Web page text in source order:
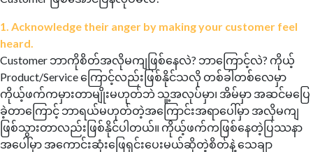
1. Acknowledge their anger by making your customer feel
heard.
Customer ဘာကိုစိတ်အလိုမကျဖြစ်နေလဲ? ဘာကြောင့်လဲ? ကိုယ့်
Product/Service ကြောင့်လည်းဖြစ်နိုင်သလို တစ်ခါတစ်လေမှာ
ကိုယ့်ဖက်ကမှားတာမျိုးမဟုတ်ဘဲ သူ့အလုပ်မှာ၊ အိမ်မှာ အဆင်မပြေ
ခဲ့တာကြောင့် ဘာရယ်မဟုတ်တဲ့အကြောင်းအရာပေါ်မှာ အလိုမကျ
ဖြစ်သွားတာလည်းဖြစ်နိုင်ပါတယ်။ ကိုယ့်ဖက်ကဖြစ်နေတဲ့ပြဿနာ
အပေါ်မှာ အကောင်းဆုံးဖြေရှင်းပေးမယ်ဆိုတဲ့စိတ်နဲ့ သေချာ